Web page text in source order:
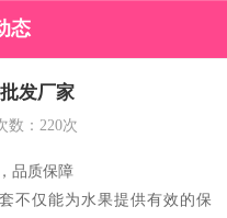
态
发厂家
： 220次
品质保障
不仅能为水果提供有效的保